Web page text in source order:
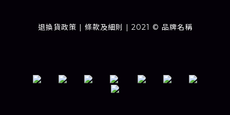
退換貨政策 | 條款及細則 | 2021 © 品牌名稱